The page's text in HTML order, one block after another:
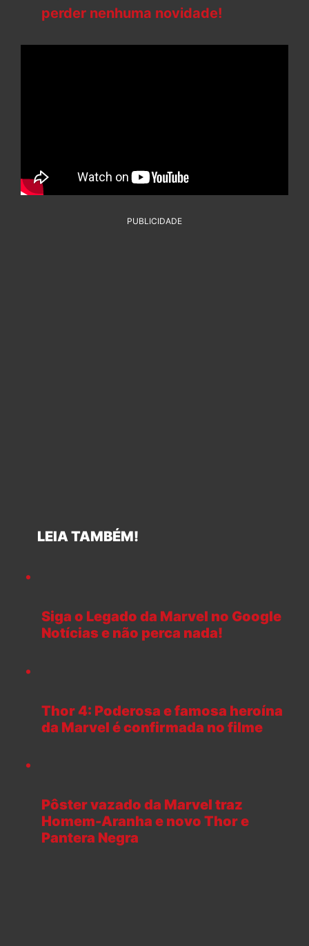
perder nenhuma novidade!
PUBLICIDADE
LEIA TAMBÉM!
Siga o Legado da Marvel no Google
Notícias e não perca nada!
Thor 4: Poderosa e famosa heroína
da Marvel é confirmada no filme
Pôster vazado da Marvel traz
Homem-Aranha e novo Thor e
Pantera Negra